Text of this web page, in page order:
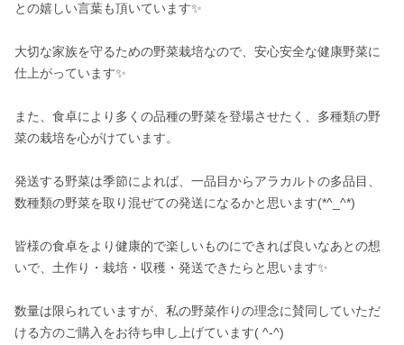
との嬉しい言葉も頂いています✨
大切な家族を守るための野菜栽培なので、安心安全な健康野菜に
仕上がっています✨
また、食卓により多くの品種の野菜を登場させたく、多種類の野
菜の栽培を心がけています。
発送する野菜は季節によれば、一品目からアラカルトの多品目、
数種類の野菜を取り混ぜての発送になるかと思います(*^_^*)
皆様の食卓をより健康的で楽しいものにできれば良いなあとの想
いで、土作り・栽培・収穫・発送できたらと思います✨
数量は限られていますが、私の野菜作りの理念に賛同していただ
ける方のご購入をお待ち申し上げています( ^-^)